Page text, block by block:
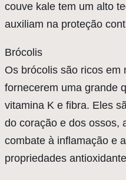
couve kale tem um alto
auxiliam na proteção
Brócolis
Os brócolis são ricos em
fornecerem uma grande
vitamina K e fibra. Eles
do coração e dos ossos,
combate à inflamação e
propriedades